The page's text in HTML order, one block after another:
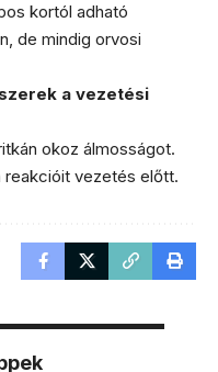
kortól adható
de mindig orvosi
a vezetési
okoz álmosságot.
vezetés előtt.